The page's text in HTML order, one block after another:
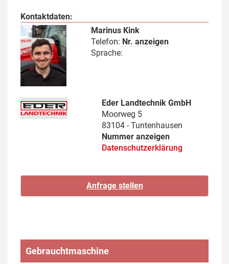
Kontaktdaten:
Marinus Kink
Telefon: Nr. anzeigen
Sprache:
Eder Landtechnik GmbH
Moorweg 5
83104 - Tuntenhausen
Nummer anzeigen
Datenschutzerklärung
Gebrauchtmaschine